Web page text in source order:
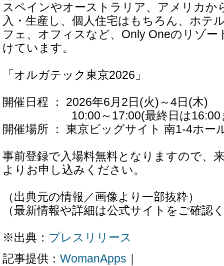
スペインやオーストラリア、アメリカか
入・生産し、個人住宅はもちろん、ホテ
フェ、オフィスなど、Only Oneのリゾー
けています。
「オルガテック東京2026」
開催日程 ： 2026年6月2日(火)～4日(木)
10:00～17:00(最終日は16:00
開催場所 ： 東京ビッグサイト 南1-4ホー
事前登録で入場料無料となりますので、
よりお申し込みください。
（出典元の情報／画像より一部抜粋）
（最新情報や詳細は公式サイトをご確認
※出典： プレスリリース
記事提供： WomanApps